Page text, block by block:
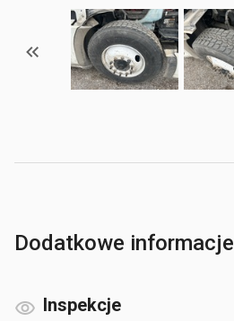
Dodatkowe informacje
Inspekcje